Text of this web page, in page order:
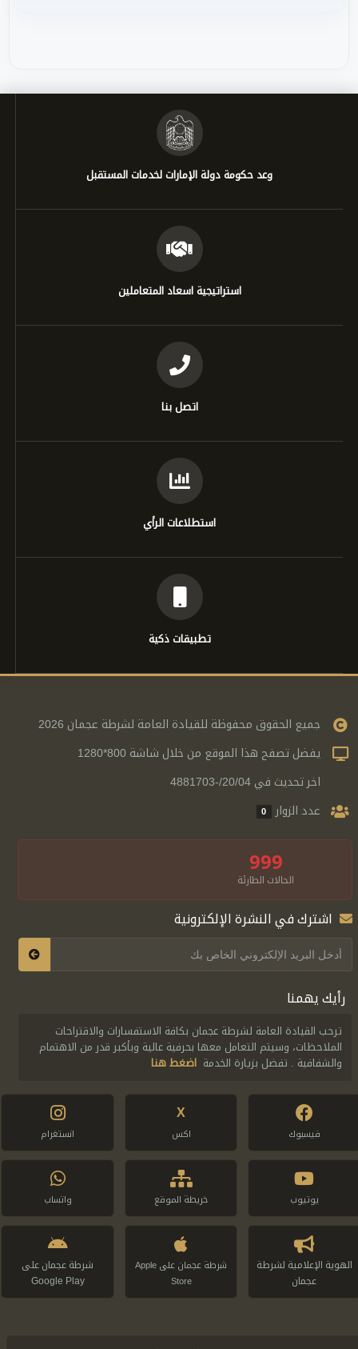
وعد حكومة دولة الإمارات لخدمات المستقبل
استراتيجية اسعاد المتعاملين
اتصل بنا
استطلاعات الرأي
تطبيقات ذكية
جميع الحقوق محفوظة للقيادة العامة لشرطة عجمان 2026
يفضل تصفح هذا الموقع من خلال شاشة 800*1280
اخر تحديث في 20/04/-4881703
عدد الزوار 0
999
الحالات الطارئة
اشترك في النشرة الإلكترونية
رأيك يهمنا
ترحب القيادة العامة لشرطة عجمان بكافة الاستفسارات والاقتراحات
الملاحظات، وسيتم التعامل معها بحرفية عالية وبأكبر قدر من الاهتمام
والشفافية . تفضل بزيارة الخدمة
اضغط هنا
فيسبوك
X
اكس انستغرام
يوتيوب خريطة الموقع واتساب
الهوية الإعلامية لشرطة
عجمان
شرطة عجمان على Apple
Store
شرطة عجمان على
Google Play